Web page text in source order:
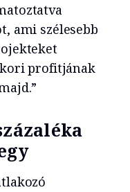
ami szélesebb
profitjának